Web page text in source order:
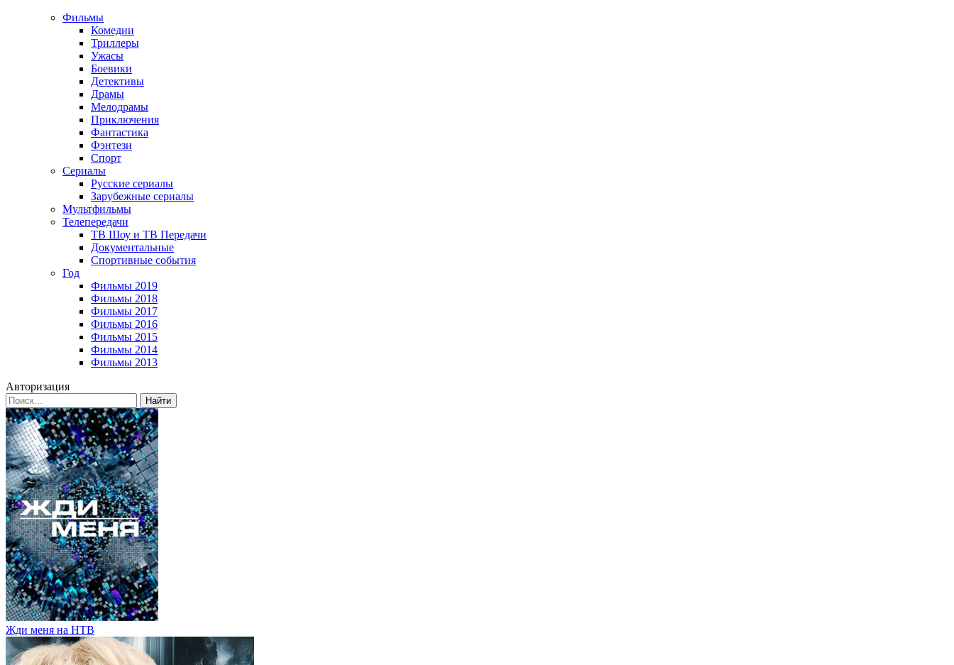
Фильмы
Комедии
Триллеры
Ужасы
Боевики
Детективы
Драмы
Мелодрамы
Приключения
Фантастика
Фэнтези
Спорт
Сериалы
Русские сериалы
Зарубежные сериалы
Мультфильмы
Телепередачи
ТВ Шоу и ТВ Передачи
Документальные
Спортивные события
Год
Фильмы 2019
Фильмы 2018
Фильмы 2017
Фильмы 2016
Фильмы 2015
Фильмы 2014
Фильмы 2013
Авторизация
Найти
Жди меня на НТВ